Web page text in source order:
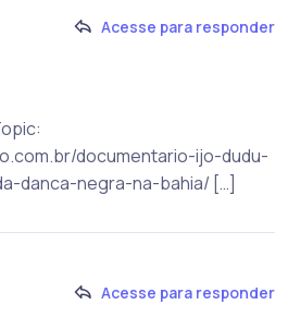
Acesse para responder
documentario-ijo-dudu-
danca-negra-na-bahia/ […]
Acesse para responder